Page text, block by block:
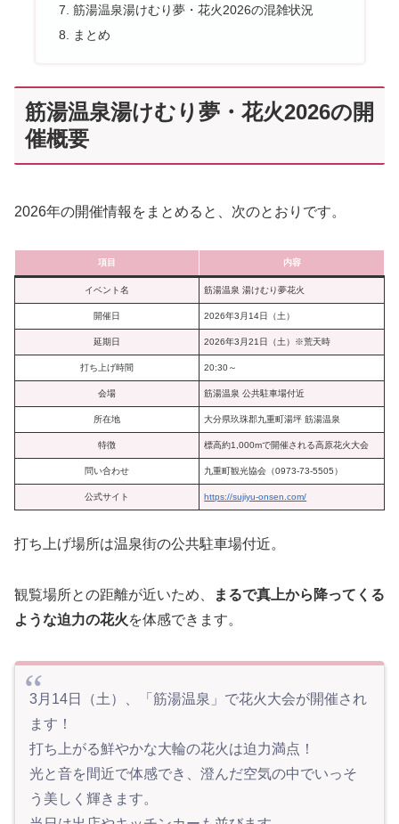
筋湯温泉湯けむり夢・花火2026の混雑状況
まとめ
筋湯温泉湯けむり夢・花火2026の開
催概要
2026年の開催情報をまとめると、次のとおりです。
項目 内容
イベント名 筋湯温泉 湯けむり夢花火
開催日 2026年3月14日（土）
延期日 2026年3月21日（土）※荒天時
打ち上げ時間 20:30～
会場 筋湯温泉 公共駐車場付近
所在地 大分県玖珠郡九重町湯坪 筋湯温泉
特徴 標高約1,000mで開催される高原花火大会
問い合わせ 九重町観光協会（0973-73-5505）
公式サイト https://sujiyu-onsen.com/
打ち上げ場所は温泉街の公共駐車場付近。
観覧場所との距離が近いため、
まるで真上から降ってくる
ような迫力の花火を体感できます。
3月14日（土）、「筋湯温泉」で花火大会が開催され
ます！
打ち上がる鮮やかな大輪の花火は迫力満点！
光と音を間近で体感でき、澄んだ空気の中でいっそ
う美しく輝きます。